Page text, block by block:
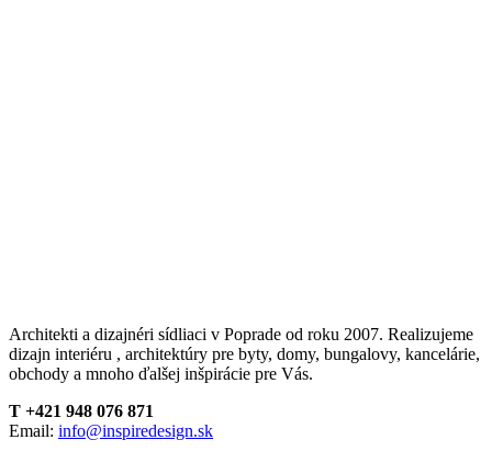
Architekti a dizajnéri sídliaci v Poprade od roku 2007. Realizujeme
dizajn interiéru , architektúry pre byty, domy, bungalovy, kancelárie,
obchody a mnoho ďalšej inšpirácie pre Vás.
T +421 948 076 871
Email: info@inspiredesign.sk